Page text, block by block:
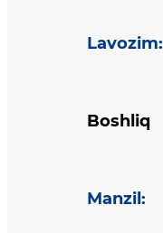
Lavozim:
Boshliq
Manzil :